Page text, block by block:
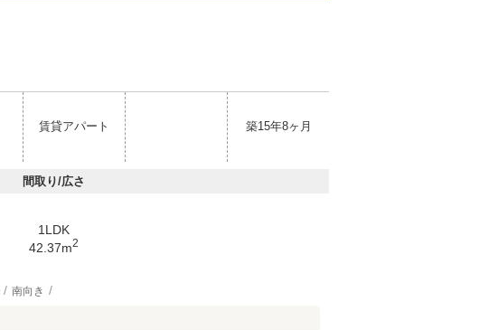
賃貸アパート 築15年8ヶ月
間取り/広さ
1LDK
42.37m2
南向き